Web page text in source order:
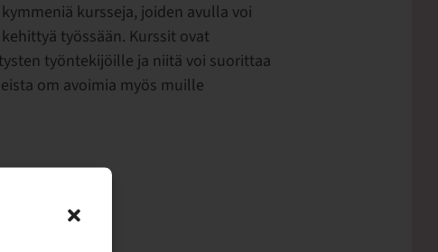
kursseja, joiden avulla voi
työssään. Kurssit ovat
työntekijöille ja niitä voi suorittaa
om avoimia myös muille
ilmestyy noin 3-4